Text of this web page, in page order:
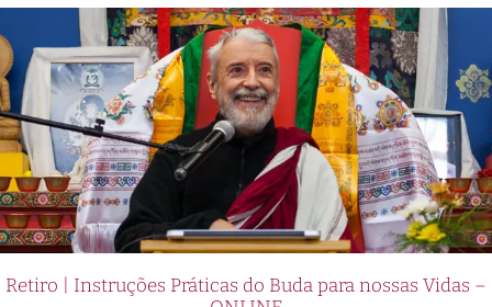
Retiro | Instruções Práticas do Buda para nossas Vidas –